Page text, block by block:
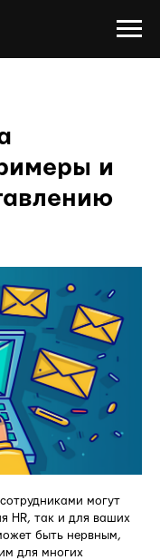
и
могут
HR, так и для ваших
быть нервным,
для многих